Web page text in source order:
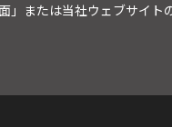
」または当社ウェブサイト